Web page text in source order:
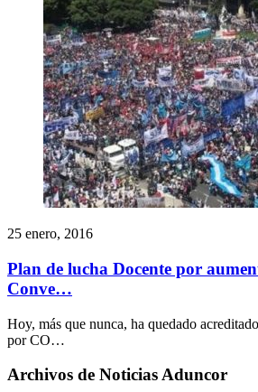
25 enero, 2016
Plan de lucha Docente por
Conve…
Hoy, más que nunca, ha quedado
por CO…
Archivos de Noticias Aduncor